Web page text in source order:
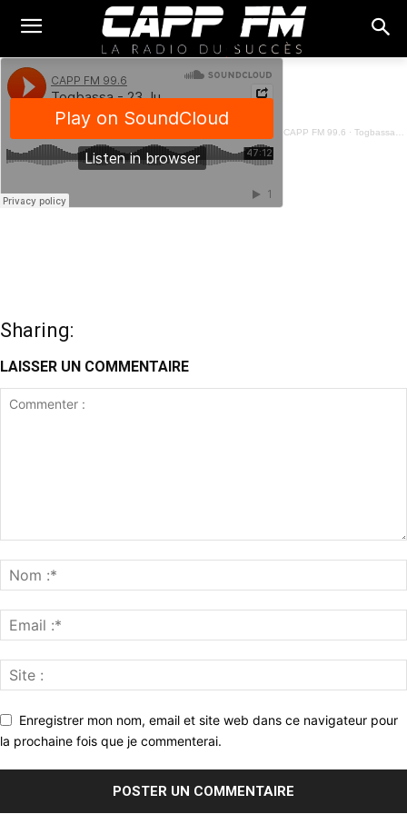
CAPP FM 99.6 ·Togbassa - 23 Juiin 2023
Sharing:
LAISSER UN COMMENTAIRE
Enregistrer mon nom, email et site web dans ce navigateur pour
la prochaine fois que je commenterai.